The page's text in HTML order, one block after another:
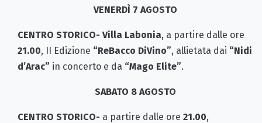
VENERDÌ 7 AGOSTO
CENTRO STORICO- Villa Labonia, a partire dalle ore
21.00, II Edizione “ReBacco DiVino”, allietata dai “Nidi
d’Arac” in concerto e da “Mago Elite”.
SABATO 8 AGOSTO
CENTRO STORICO- a partire dalle ore 21.00,